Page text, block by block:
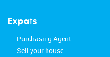
• Major roads easily
• Full ownership
Expats
Purchasing Agent
Sell your house